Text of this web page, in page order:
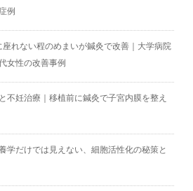
例
れない程のめまいが鍼灸で改善｜大学病院
女性の改善事例
不妊治療｜移植前に鍼灸で子宮内膜を整え
学だけでは見えない、細胞活性化の秘策と